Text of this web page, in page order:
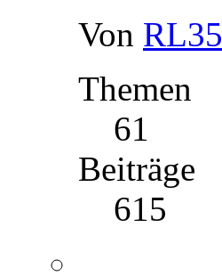
Von RL35
Themen
61
Beiträge
615